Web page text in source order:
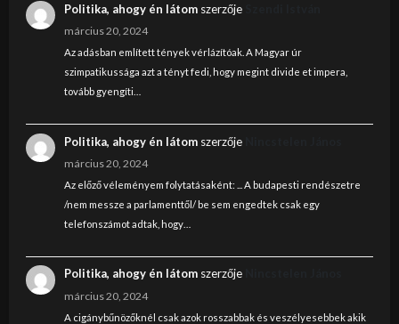
Politika, ahogy én látomszerzője
március 20, 2024
Az adásban említett tények vérlázítóak. A Magyar úr
szimpatikussága azt a tényt fedi, hogy megint divide et impera,
tovább gyengíti…
Politika, ahogy én látomszerzője
március 20, 2024
Az előző véleményem folytatásaként: ... A budapesti rendészetre
/nem messze a parlamenttől/ be sem engedtek csak egy
telefonszámot adtak, hogy…
Politika, ahogy én látomszerzője
március 20, 2024
A cigánybűnözőknél csak azok rosszabbak és veszélyesebbek akik